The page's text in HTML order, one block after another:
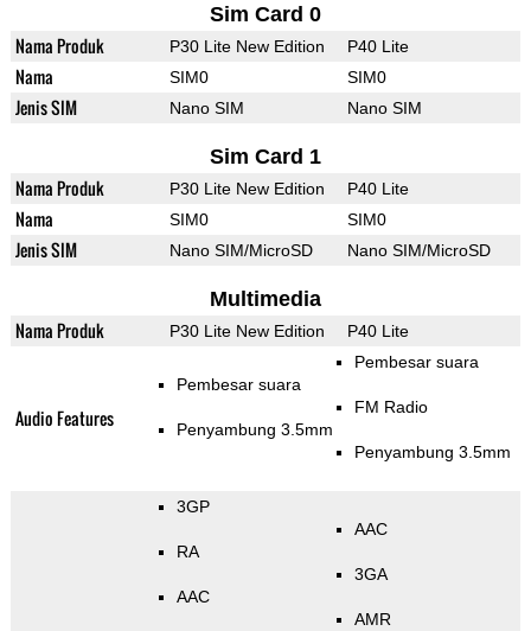
Sim Card 0
Nama Produk P30 Lite New Edition P40 Lite
Nama SIM0 SIM0
Jenis SIM Nano SIM Nano SIM
Sim Card 1
Nama Produk P30 Lite New Edition P40 Lite
Nama SIM0 SIM0
Jenis SIM Nano SIM/MicroSD Nano SIM/MicroSD
Multimedia
Nama Produk P30 Lite New Edition P40 Lite
Audio Features
Pembesar suara
Penyambung 3.5mm
Pembesar suara
FM Radio
Penyambung 3.5mm
3GP
RA
AAC
AAC
3GA
AMR